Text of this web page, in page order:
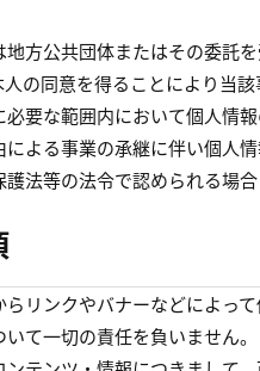
方公共団体またはその委託
の同意を得ることにより当
要な範囲内において個人情
よる事業の承継に伴い個人
法等の法令で認められる場合
らリンクやバナーなどによっ
て一切の責任を負いません。